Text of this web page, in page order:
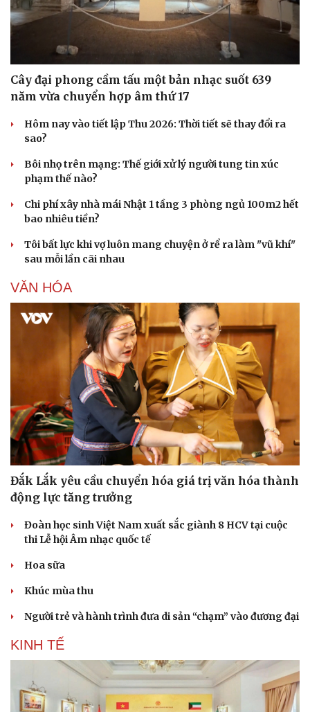
Doanh nghiệp
Thông tin doanh nghiệp
Doanh nghiệp 24h
Vì cộng đồng
Công nghệ
Sành điệu
Tin Công nghệ
Chuyển đổi số
Cây đại phong cầm tấu một bản nhạc suốt 639
năm vừa chuyển hợp âm thứ 17
Hôm nay vào tiết lập Thu 2026: Thời tiết sẽ thay đổi ra
sao?
Bôi nhọ trên mạng: Thế giới xử lý người tung tin xúc
phạm thế nào?
Chi phí xây nhà mái Nhật 1 tầng 3 phòng ngủ 100m2 hết
bao nhiêu tiền?
Tôi bất lực khi vợ luôn mang chuyện ở rể ra làm "vũ khí"
sau mỗi lần cãi nhau
VĂN HÓA
Đắk Lắk yêu cầu chuyển hóa giá trị văn hóa thành
động lực tăng trưởng
Đoàn học sinh Việt Nam xuất sắc giành 8 HCV tại cuộc
thi Lễ hội Âm nhạc quốc tế
Hoa sữa
Khúc mùa thu
Người trẻ và hành trình đưa di sản “chạm” vào đương đại
KINH TẾ